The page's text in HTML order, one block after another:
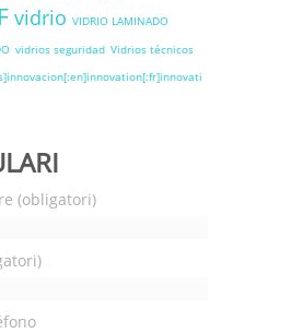
vidrio VIDRIO LAMINADO
vidrios seguridad Vidrios técnicos
(obligatori)